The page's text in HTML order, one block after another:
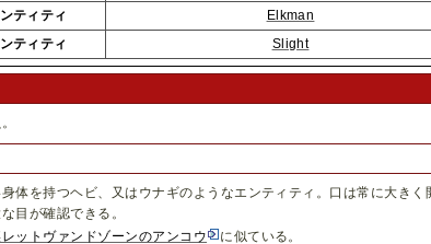
ティティ
Elkman
ティティ
Slight
体を持つヘビ、又はウナギのようなエンティティ。口は常に大き
目が確認できる。
ットヴァンドゾーンのアンコウ
に似ている。